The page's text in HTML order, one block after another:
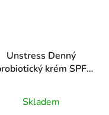
Unstress Denný
krém SPF
hodnotenie
Skladem